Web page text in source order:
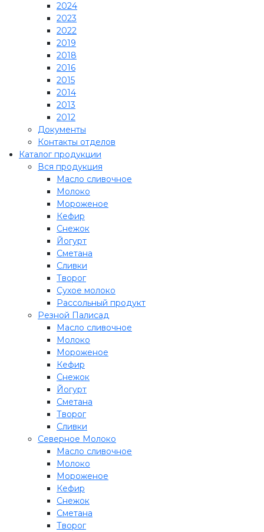
2024
2023
2022
2019
2018
2016
2015
2014
2013
2012
Документы
Контакты отделов
Каталог продукции
Вся продукция
Масло сливочное
Молоко
Мороженое
Кефир
Снежок
Йогурт
Сметана
Сливки
Творог
Сухое молоко
Рассольный продукт
Резной Палисад
Масло сливочное
Молоко
Мороженое
Кефир
Снежок
Йогурт
Сметана
Творог
Сливки
Северное Молоко
Масло сливочное
Молоко
Мороженое
Кефир
Снежок
Сметана
Творог